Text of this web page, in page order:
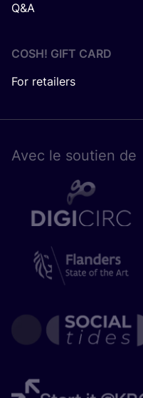
Q&A
COSH! GIFT CARD
For retailers
Avec le sou­tien de